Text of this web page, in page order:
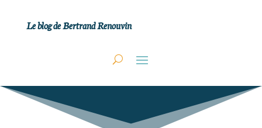
Le blog de Bertrand Renouvin